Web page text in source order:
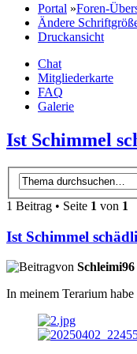
Portal »Foren-
Ändere
Druckansicht
Chat
Mitgliederkarte
FAQ
Galerie
Ist Schimmel
1 Beitrag • Seite 1 von 1
Ist Schimmel
von Schleimi96
In meinem Terarium